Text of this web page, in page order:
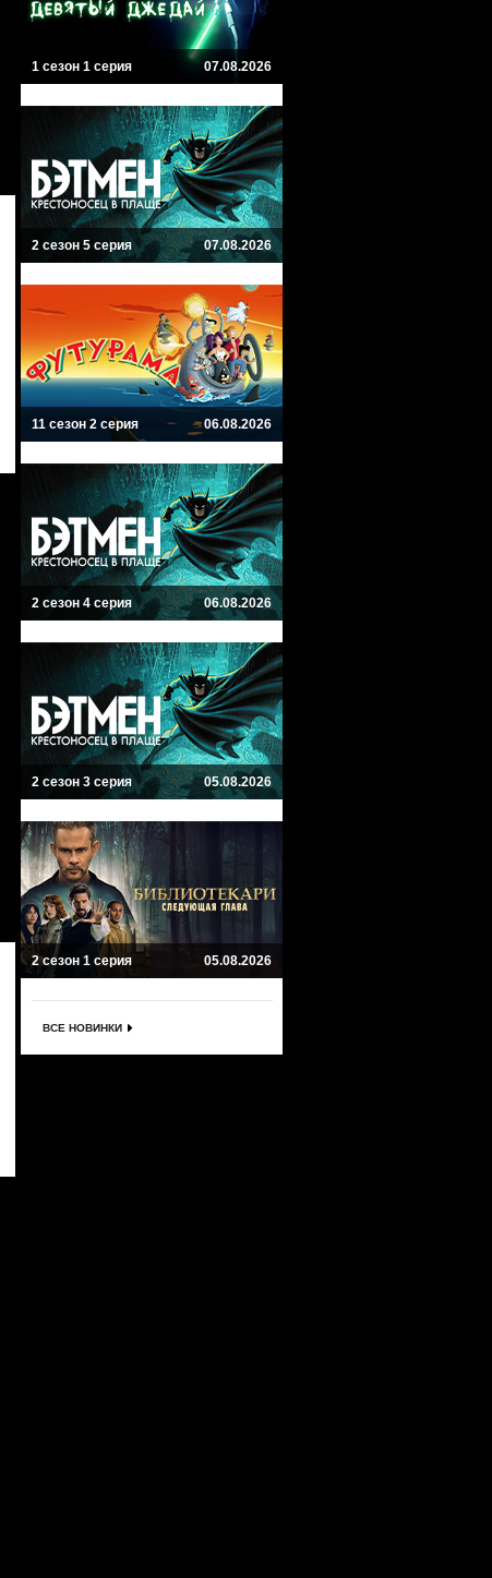
1 сезон 1 серия 07.08.2026
2 сезон 5 серия 07.08.2026
11 сезон 2 серия 06.08.2026
2 сезон 4 серия 06.08.2026
2 сезон 3 серия 05.08.2026
2 сезон 1 серия 05.08.2026
ВСЕ НОВИНКИ